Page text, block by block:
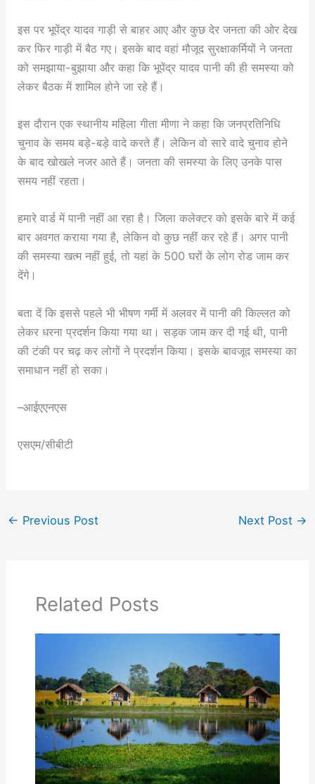
इस पर भूपेंद्र यादव गाड़ी से बाहर आए और कुछ देर जनता की ओर देख
कर फिर गाड़ी में बैठ गए। इसके बाद वहां मौजूद सुरक्षाकर्मियों ने जनता
को समझाया-बुझाया और कहा कि भूपेंद्र यादव पानी की ही समस्या को
लेकर बैठक में शामिल होने जा रहे हैं।
इस दौरान एक स्थानीय महिला गीता मीणा ने कहा कि जनप्रतिनिधि
चुनाव के समय बड़े-बड़े वादे करते हैं। लेकिन वो सारे वादे चुनाव होने
के बाद खोखले नजर आते हैं। जनता की समस्या के लिए उनके पास
समय नहीं रहता।
हमारे वार्ड में पानी नहीं आ रहा है। जिला कलेक्टर को इसके बारे में कई
बार अवगत कराया गया है, लेकिन वो कुछ नहीं कर रहे हैं। अगर पानी
की समस्या खत्म नहीं हुई, तो यहां के 500 घरों के लोग रोड जाम कर
देंगे।
बता दें कि इससे पहले भी भीषण गर्मी में अलवर में पानी की किल्लत को
लेकर धरना प्रदर्शन किया गया था। सड़क जाम कर दी गई थी, पानी
की टंकी पर चढ़ कर लोगों ने प्रदर्शन किया। इसके बावजूद समस्या का
समाधान नहीं हो सका।
–आईएएनएस
एसएम/सीबीटी
← Previous Post Next Post →
Related Posts